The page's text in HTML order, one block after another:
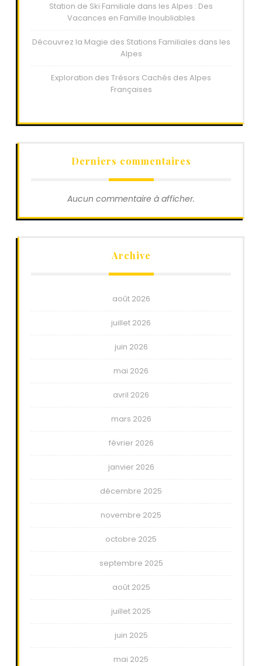
Station de Ski Familiale dans les Alpes : Des
Vacances en Famille Inoubliables
Découvrez la Magie des Stations Familiales dans les
Alpes
Exploration des Trésors Cachés des Alpes
Françaises
Derniers commentaires
Aucun commentaire à afficher.
Archive
août 2026
juillet 2026
juin 2026
mai 2026
avril 2026
mars 2026
février 2026
janvier 2026
décembre 2025
novembre 2025
octobre 2025
septembre 2025
août 2025
juillet 2025
juin 2025
mai 2025